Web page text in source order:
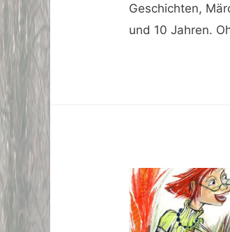
Geschichten,
und 10 Jahren.